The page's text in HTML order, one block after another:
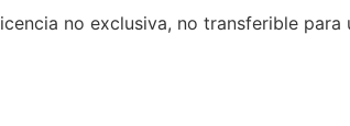
no exclusiva, no transferible para